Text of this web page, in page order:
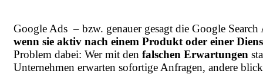
Google Ads – bzw. genauer gesagt die Google
wenn sie aktiv nach einem Produkt oder einer
Problem dabei: Wer mit den falschen Erwartungen
Unternehmen erwarten sofortige Anfragen, andere